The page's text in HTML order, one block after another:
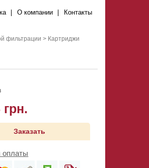
О компании Контакты
фильтрации > Картриджи
грн.
Заказать